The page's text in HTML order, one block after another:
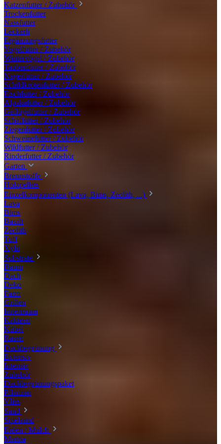
Katzenfutter / Zubehör
Trockenfutter
Nassfutter
Leckerli
Ergänzungsfutter
Vogelfutter / Zubehör
Wintervögel / Zubehör
Taubenfutter / Zubehör
Nagerfutter / Zubehör
Schildkrötenfutter / Zubehör
Fischfutter / Zubehör
Alpakafutter / Zubehör
Geflügelfutter / Zubehör
Schaffutter / Zubehör
Ziegenfutter / Zubehör
Schweinefutter / Zubehör
Wildfutter / Zubehör
Rinderfutter / Zubehör
Garten
Brennstoffe
Holzpellets
Einzelkomponenten (Lava, Bims, Zeolith, ...)
Lava
Bims
Basalt
Zeolith
Tuff
Xylit
Substrate
Baum
Dach
Deko
Farm
Grillen
Innenraum
Kakteen
Kübel
Rasen
Dachbegrünung
Extensiv
Intensiv
Zubehör
Dachbegrünungspaket
Pflanzen
Vlies
Sand
Spielsand
Erden / Mulch
Manna